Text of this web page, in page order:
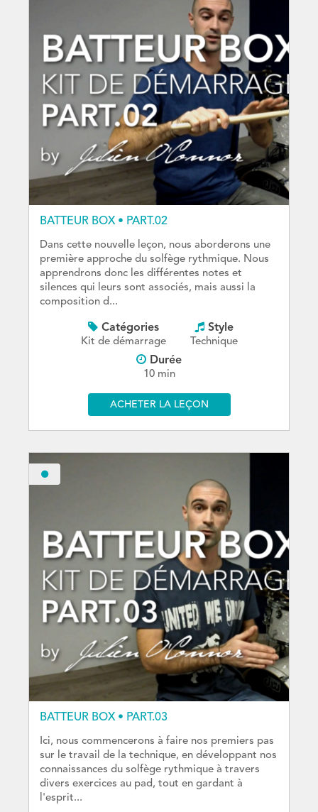
BATTEUR BOX • PART.02
Dans cette nouvelle leçon, nous aborderons une
première approche du solfège rythmique. Nous
apprendrons donc les différentes notes et
silences qui leurs sont associés, mais aussi la
composition d...
Catégories
Kit de démarrage
Style
Technique
Durée
10 min
ACHETER LA LEÇON
BATTEUR BOX • PART.03
Ici, nous commencerons à faire nos premiers pas
sur le travail de la technique, en développant nos
connaissances du solfège rythmique à travers
divers exercices au pad, tout en gardant à
l'esprit...